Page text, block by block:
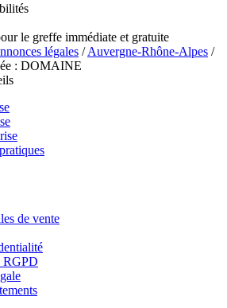
le greffe immédiate et gratuite
légales /Auvergne-Rhône-Alpes /
: DOMAINE
de vente
RGPD